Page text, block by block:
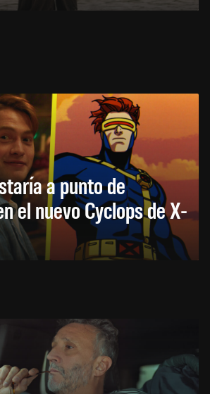
a punto de
el nuevo Cyclops de X-